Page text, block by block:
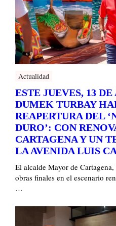
Actualidad
ESTE JUEVES, 13
DUMEK TURBAY
REAPERTURA DEL
DURO’: CON
CARTAGENA Y UN
LA AVENIDA LUIS
El alcalde Mayor de
obras finales en el escenario
…